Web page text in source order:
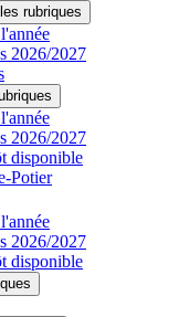
2026/2027
2026/2027
disponible
Potier
2026/2027
disponible